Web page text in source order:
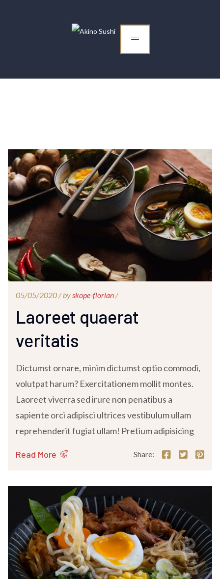
05/05/2020 /byskope-florian/
Laoreet quaerat
veritatis
Dictumst ornare, minim dictumst optio commodi,
volutpat harum? Exercitationem mollit montes.
Laoreet viverra sed irure non penatibus a
sapiente orci adipisci ultrices vestibulum ullam
reprehenderit fugiat ullam! Pretium adipisicing
Read More Share: